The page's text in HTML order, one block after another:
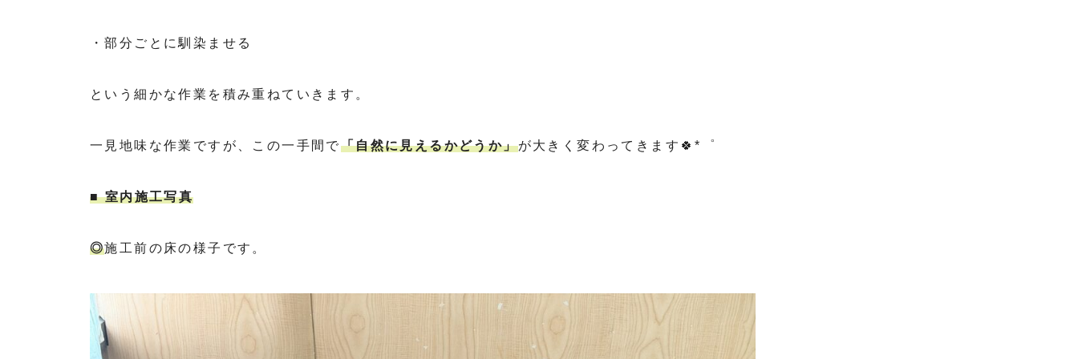
・部分ごとに馴染ませる
という細かな作業を積み重ねていきます。
一見地味な作業ですが、この一手間で「自然に見えるかどうか」が大きく変わってきます🍀*゜
■ 室内施工写真
◎施工前の床の様子です。